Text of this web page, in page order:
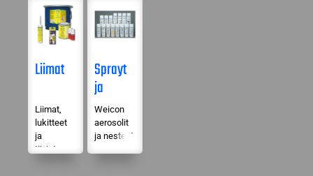
Liimat
Liimat,
lukitteet
ja
tiivistysaineet
Sprayt
ja
nesteet
Weicon
aerosolit
ja nesteet